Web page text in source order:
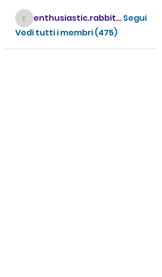
enthusiastic.rabbit.uhur enthusiastic.rabbit.uhurSegui
Vedi tutti i membri (475)